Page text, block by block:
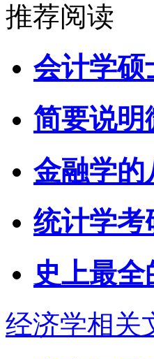
推荐阅读
会计学硕
简要说明
金融学的
统计学考
史上最
经济学相关